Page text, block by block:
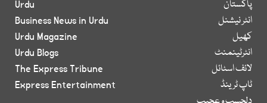
پاکستان
انٹر نیشنل
کھیل
انٹرٹینمنٹ
لائف اسٹائل
ٹاپ ٹرینڈ
Urdu
Business News in Urdu
Urdu Magazine
Urdu Blogs
The Express Tribune
Express Entertainment